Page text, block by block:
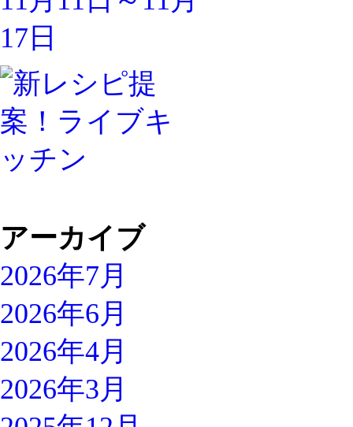
アーカイブ
2026年7月
2026年6月
2026年4月
2026年3月